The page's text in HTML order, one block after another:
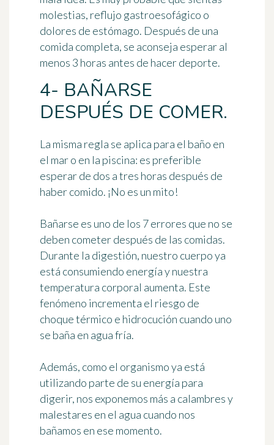
molestias, reflujo gastroesofágico o
dolores de estómago. Después de una
comida completa, se aconseja esperar al
menos 3 horas antes de hacer deporte.
4- BAÑARSE
DESPUÉS DE COMER.
La misma regla se aplica para el baño en
el mar o en la piscina: es preferible
esperar de dos a tres horas después de
haber comido. ¡No es un mito!
Bañarse es uno de los 7 errores que no se
deben cometer después de las comidas.
Durante la digestión, nuestro cuerpo ya
está consumiendo energía y nuestra
temperatura corporal aumenta. Este
fenómeno incrementa el riesgo de
choque térmico e hidrocución cuando uno
se baña en agua fría.
Además, como el organismo ya está
utilizando parte de su energía para
digerir, nos exponemos más a calambres y
malestares en el agua cuando nos
bañamos en ese momento.